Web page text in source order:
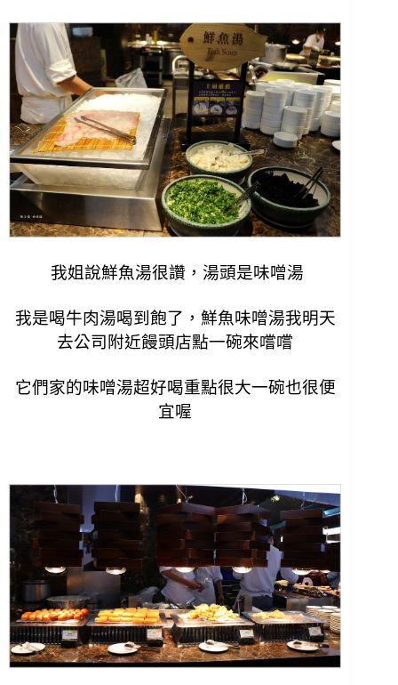
我姐說鮮魚湯很讚，湯頭是味噌湯
我是喝牛肉湯喝到飽了，鮮魚味噌湯我明天
去公司附近饅頭店點一碗來嚐嚐
它們家的味噌湯超好喝重點很大一碗也很便
宜喔